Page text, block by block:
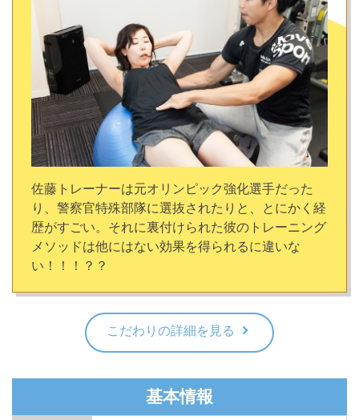
佐藤トレーナーは元オリンピック強化選手だった
り、警察官特殊部隊に選抜されたりと、とにかく経
歴がすごい。それに裏付けられた彼のトレーニング
メソッドは他にはない効果を得られるに違いな
い！！！？？
こだわりの詳細を見る
基本情報